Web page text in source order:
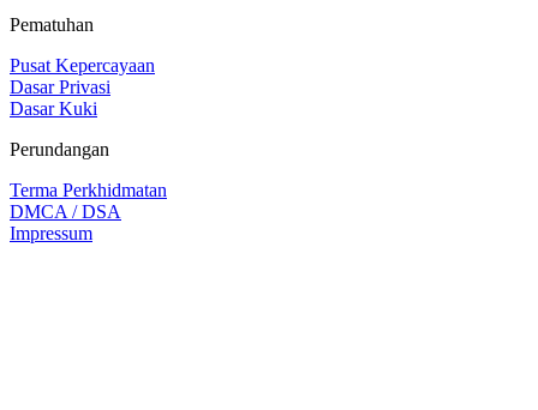
Pematuhan
Pusat Kepercayaan
Dasar Privasi
Dasar Kuki
Perundangan
Terma Perkhidmatan
DMCA / DSA
Impressum